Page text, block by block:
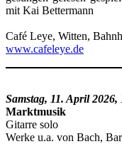
mit Kai Bettermann
Café Leye, Witten,
www.cafeleye.de
Samstag, 11. April 2026,
Marktmusik
Gitarre solo
Werke u.a. von Bach,